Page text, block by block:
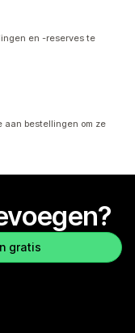
en -reserves te
aan bestellingen om ze
gratis